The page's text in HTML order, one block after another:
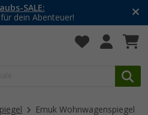
auf Kleidung und Schuhe
dem Aktionscode
Emuk Wohnwagenspiegel